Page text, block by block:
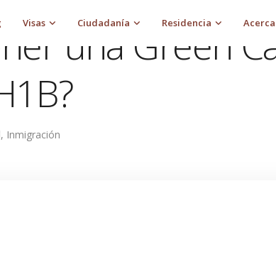
Visas Ciudadanía Residencia
una Green
, Inmigración